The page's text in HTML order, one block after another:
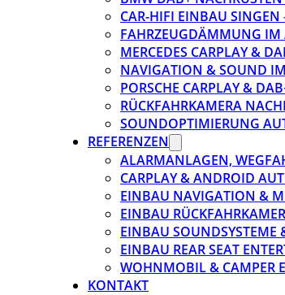
CAR-HIFI EINBAU SINGEN
FAHRZEUGDÄMMUNG IM
MERCEDES CARPLAY &
NAVIGATION & SOUND
PORSCHE CARPLAY &
RÜCKFAHRKAMERA
SOUNDOPTIMIERUNG
REFERENZEN
ALARMANLAGEN,
CARPLAY & ANDROID
EINBAU NAVIGATION &
EINBAU
EINBAU SOUNDSYSTEME
EINBAU REAR SEAT
WOHNMOBIL & CAMPER
KONTAKT